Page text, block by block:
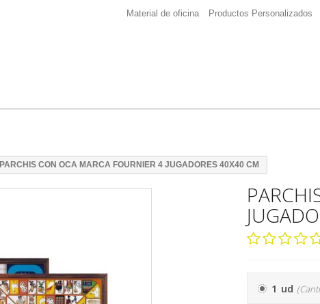
Material de oficina Productos Personalizados
PARCHIS CON OCA MARCA FOURNIER 4 JUGADORES 40X40 CM
1 ud